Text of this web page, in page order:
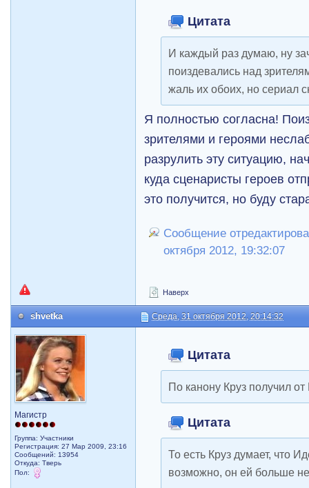
Цитата
И каждый раз думаю, ну
поиздевались над
жаль их обоих, но сериал
Я полностью согласна!
зрителями и героями
разрулить эту ситуацию,
куда сценаристы героев
это получится, но буду
Сообщение
октября 2012, 19:32:07
Наверх
shvetka Среда, 31 октября 2012, 20:14:32
Магистр
Группа: Участники
Регистрация: 27 Мар 2009, 23:16
Сообщений: 13954
Откуда: Тверь
Пол:
Цитата
По канону Круз получил
Цитата
То есть Круз думает, что
возможно, он ей больше